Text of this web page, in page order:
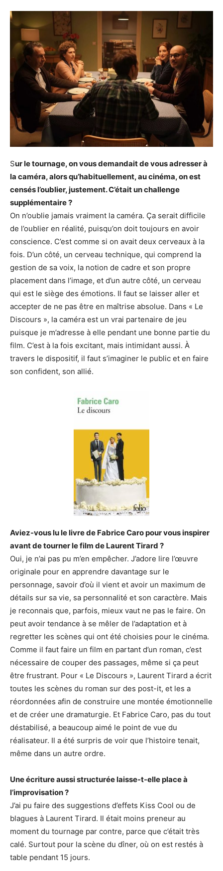
Sur le tournage, on vous demandait de vous adresser à
la caméra, alors qu’habituellement, au cinéma, on est
censés l’oublier, justement. C’était un challenge
supplémentaire ?
On n’oublie jamais vraiment la caméra. Ça serait difficile
de l’oublier en réalité, puisqu’on doit toujours en avoir
conscience. C’est comme si on avait deux cerveaux à la
fois. D’un côté, un cerveau technique, qui comprend la
gestion de sa voix, la notion de cadre et son propre
placement dans l’image, et d’un autre côté, un cerveau
qui est le siège des émotions. Il faut se laisser aller et
accepter de ne pas être en maîtrise absolue. Dans « Le
Discours », la caméra est un vrai partenaire de jeu
puisque je m’adresse à elle pendant une bonne partie du
film. C’est à la fois excitant, mais intimidant aussi. À
travers le dispositif, il faut s’imaginer le public et en faire
son confident, son allié.
Aviez-vous lu le livre de Fabrice Caro pour vous inspirer
avant de tourner le film de Laurent Tirard ?
Oui, je n’ai pas pu m’en empêcher. J’adore lire l’œuvre
originale pour en apprendre davantage sur le
personnage, savoir d’où il vient et avoir un maximum de
détails sur sa vie, sa personnalité et son caractère. Mais
je reconnais que, parfois, mieux vaut ne pas le faire. On
peut avoir tendance à se mêler de l’adaptation et à
regretter les scènes qui ont été choisies pour le cinéma.
Comme il faut faire un film en partant d’un roman, c’est
nécessaire de couper des passages, même si ça peut
être frustrant. Pour « Le Discours », Laurent Tirard a écrit
toutes les scènes du roman sur des post-it, et les a
réordonnées afin de construire une montée émotionnelle
et de créer une dramaturgie. Et Fabrice Caro, pas du tout
déstabilisé, a beaucoup aimé le point de vue du
réalisateur. Il a été surpris de voir que l’histoire tenait,
même dans un autre ordre.
Une écriture aussi structurée laisse-t-elle place à
l’improvisation ?
J’ai pu faire des suggestions d’effets Kiss Cool ou de
blagues à Laurent Tirard. Il était moins preneur au
moment du tournage par contre, parce que c’était très
calé. Surtout pour la scène du dîner, où on est restés à
table pendant 15 jours.